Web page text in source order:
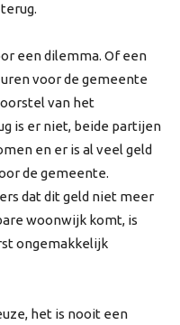
een dilemma. Of een
voor de gemeente
van het
is er niet, beide partijen
en er is al veel geld
de gemeente.
dat dit geld niet meer
woonwijk komt, is
ongemakkelijk
het is nooit een